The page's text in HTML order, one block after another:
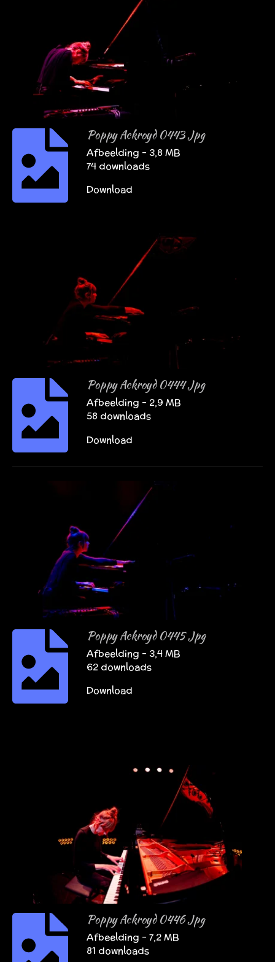
Poppy Ackroyd 0443 Jpg
Afbeelding – 3,8 MB
74 downloads
Download
Poppy Ackroyd 0444 Jpg
Afbeelding – 2,9 MB
58 downloads
Download
Poppy Ackroyd 0445 Jpg
Afbeelding – 3,4 MB
62 downloads
Download
Poppy Ackroyd 0446 Jpg
Afbeelding – 7,2 MB
81 downloads